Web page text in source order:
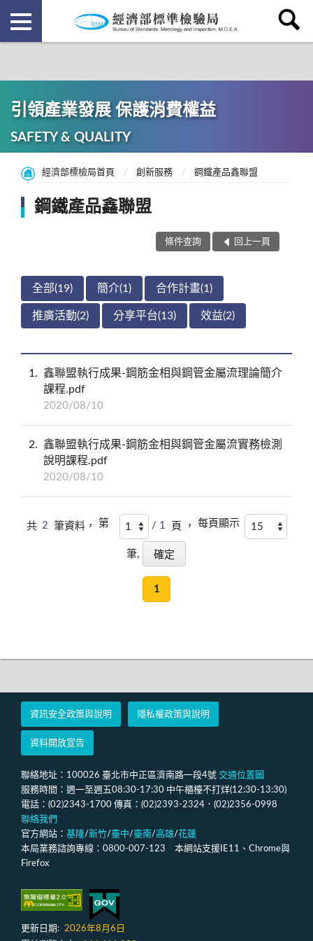
引領產業發展 保護消費權益
SAFETY & QUALITY
經濟部標檢局首頁 創新服務 鋼鐵產品鑫聯盟
鋼鐵產品鑫聯盟
條件查詢 回上一頁
全部(19) 簡介(1) 合作計畫(1)
推廣活動(2) 分享平台(13) 效益(2)
1
鑫聯盟執行成果-鋼筋金相與鋼管金屬流理論簡介
課程.pdf
2020/08/10
2
鑫聯盟執行成果-鋼筋金相與鋼管金屬流實務檢測
說明課程.pdf
2020/08/10
共 2 筆資料， 第 / 1 頁 ， 每頁顯示
筆,
1
資訊安全政策與說明 隱私權政策與說明
資料開放宣告
聯絡地址：100026 臺北市中正區濟南路一段4號 交通位置圖
服務時間：週一至週五08:30-17:30 中午櫃檯不打烊(12:30-13:30)
電話：(02)2343-1700 傳真：(02)2393-2324．(02)2356-0998
聯絡我們
官方網站： 基隆/新竹/臺中/臺南/高雄/花蓮
本局業務諮詢專線：0800-007-123 本網站支援IE11、Chrome與
Firefox
更新日期: 2026年8月6日